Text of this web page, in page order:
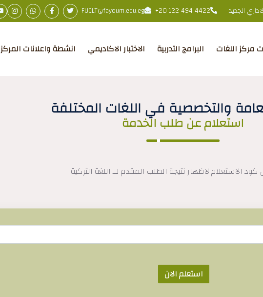
الجديد +20 122 494 4422
FUCLT@fayoum.edu.eg
مركز اللغات البرامج التدربية الاختبار الاكاديمي انشطة واعلانات المركز
والتخصصية في اللغات المختلفة
استعلام عن طلب الخدمة
كود الاستعلام لاظهار نتيجة الطلب المقدم لــ اللغة التركية
استعلم الان